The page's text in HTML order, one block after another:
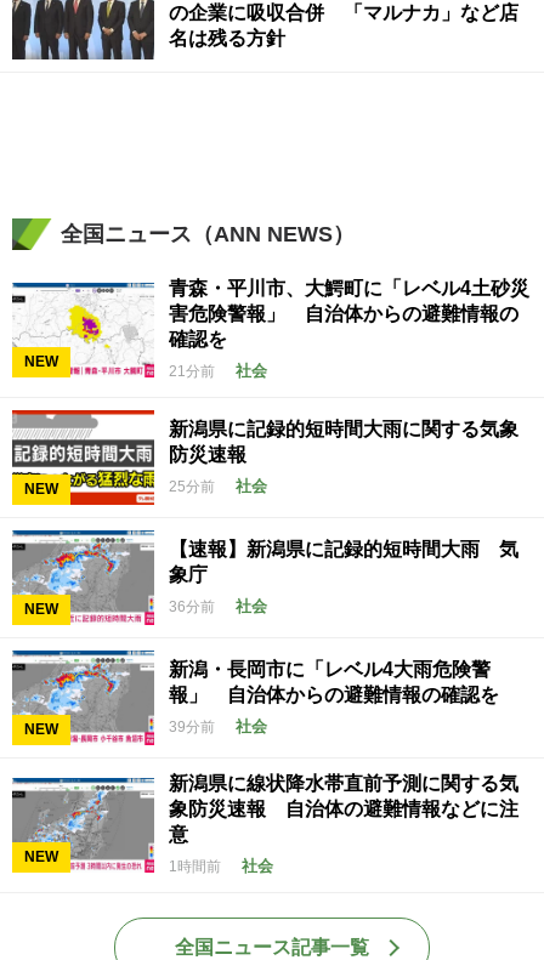
の企業に吸収合併 「マルナカ」など店
名は残る方針
全国ニュース（ANN NEWS）
NEW
青森・平川市、大鰐町に「レベル4土砂災
害危険警報」 自治体からの避難情報の
確認を
21分前 社会
NEW
新潟県に記録的短時間大雨に関する気象
防災速報
25分前 社会
NEW
【速報】新潟県に記録的短時間大雨 気
象庁
36分前 社会
NEW
新潟・長岡市に「レベル4大雨危険警
報」 自治体からの避難情報の確認を
39分前 社会
NEW
新潟県に線状降水帯直前予測に関する気
象防災速報 自治体の避難情報などに注
意
1時間前 社会
全国ニュース記事一覧